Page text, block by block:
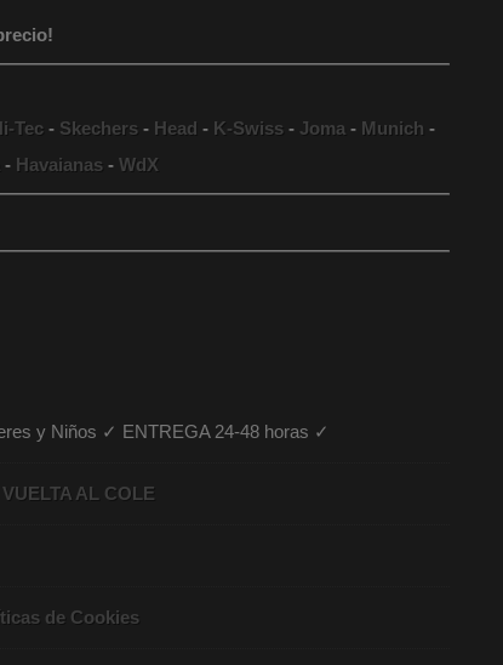
Tec- Skechers- Head - K-Swiss- Joma - Munich -
- Havaianas -WdX
y Niños ✓ ENTREGA 24-48 horas ✓
AL COLE
de Cookies